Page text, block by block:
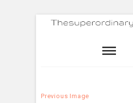
Previous Image